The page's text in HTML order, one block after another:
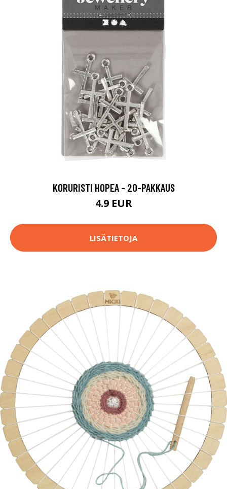
KORURISTI HOPEA - 20-PAKKAUS
4.9 EUR
LISÄTIETOJA